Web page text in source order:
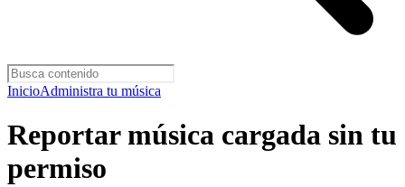
InicioAdministra tu música
Reportar música cargada sin tu
permiso